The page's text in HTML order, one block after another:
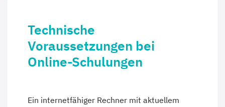
Technische
Voraussetzungen bei
Online-Schulungen
Ein internetfähiger Rechner mit aktuellem